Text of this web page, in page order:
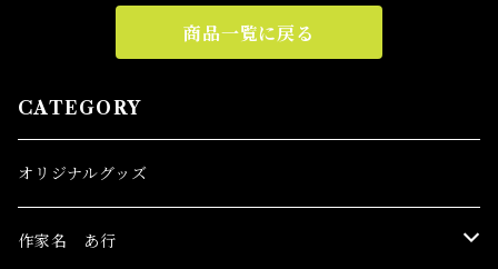
商品一覧に戻る
CATEGORY
オリジナルグッズ
作家名 あ行